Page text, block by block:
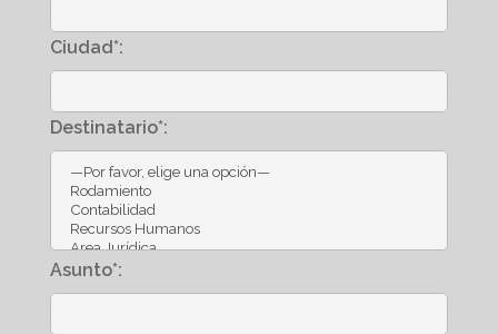
Ciudad*:
Destinatario*:
Asunto*: